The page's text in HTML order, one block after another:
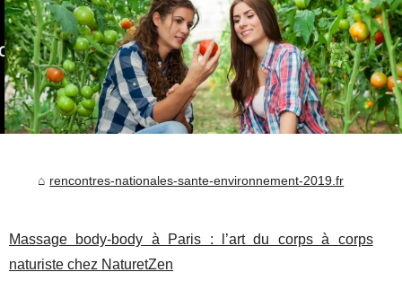
rencontres-nationales-sante-environnement-2019.fr
Massage body‑body à Paris : l’art du corps à corps
naturiste chez NaturetZen